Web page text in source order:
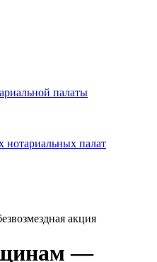
палаты
нотариальных палат
акция
—